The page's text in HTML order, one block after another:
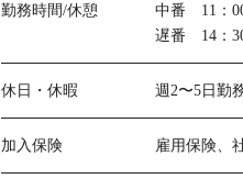
勤務時間/休憩
中番 11：
遅番 14：
休日・休暇 週2〜5日勤
加入保険 雇用保険、